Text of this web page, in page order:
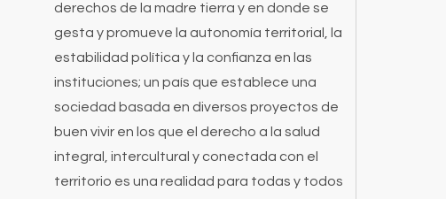
derechos de la madre tierra y en donde se
gesta y promueve la autonomía territorial, la
estabilidad política y la confianza en las
instituciones; un país que establece una
sociedad basada en diversos proyectos de
buen vivir en los que el derecho a la salud
integral, intercultural y conectada con el
territorio es una realidad para todas y todos